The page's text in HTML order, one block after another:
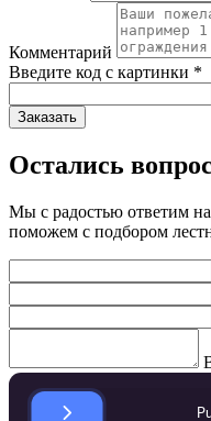
Комментарий
Введите код с картинки *
Заказать
Остались
Мы с радостью ответим
поможем с подбором